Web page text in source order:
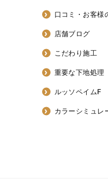
口コミ・お客様
店舗ブログ
こだわり施工
重要な下地処理
ルッソペイムF
カラーシミュレ